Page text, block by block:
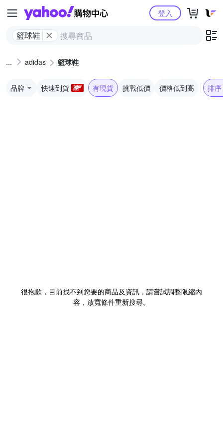
Yahoo購物中心
籃球鞋
登入
adidas 籃球鞋
品牌 快速到貨 有現貨 挑戰低價 價格低到高 排序
很抱歉，目前找不到您要的商品及資訊，請嘗試調整限縮內
容，放寬條件重新搜尋。